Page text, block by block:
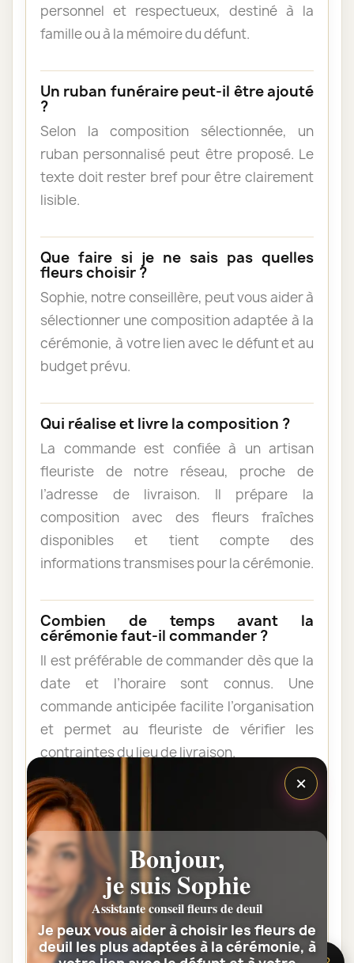
personnel et respectueux, destiné à la
famille ou à la mémoire du défunt.
Un ruban funéraire peut-il être ajouté
?
Selon la composition sélectionnée, un
ruban personnalisé peut être proposé. Le
texte doit rester bref pour être clairement
lisible.
Que faire si je ne sais pas quelles
fleurs choisir ?
Sophie, notre conseillère, peut vous aider à
sélectionner une composition adaptée à la
cérémonie, à votre lien avec le défunt et au
budget prévu.
Qui réalise et livre la composition ?
La commande est confiée à un artisan
fleuriste de notre réseau, proche de
l’adresse de livraison. Il prépare la
composition avec des fleurs fraîches
disponibles et tient compte des
informations transmises pour la cérémonie.
Combien de temps avant la
cérémonie faut-il commander ?
Il est préférable de commander dès que la
date et l’horaire sont connus. Une
commande anticipée facilite l’organisation
et permet au fleuriste de vérifier les
contraintes du lieu de livraison.
Les fleurs peuvent-elles être livrées
au domicile de la famille ?
Oui. Une composition de condoléances
peut être livrée au domicile avant ou après
la cérémonie. Vérifiez simplement que
quelqu’un pourra réceptionner les fleurs.
×
Bonjour,
je suis Sophie
Assistante conseil fleurs de deuil
Je peux vous aider à choisir les fleurs de
deuil les plus adaptées à la cérémonie, à